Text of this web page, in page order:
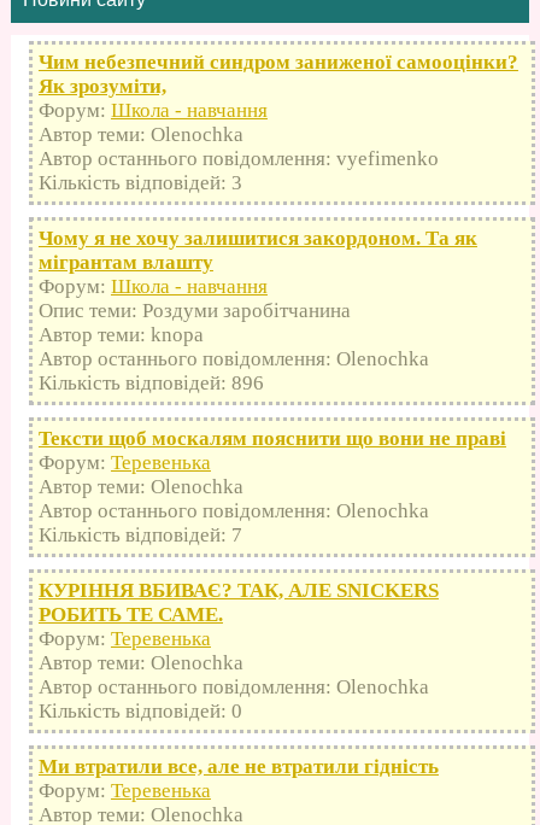
Чим небезпечний синдром заниженої самооцінки?
Як зрозуміти,
Форум: Школа - навчання
Автор теми: Olenochka
Автор останнього повідомлення: vyefimenko
Кількість відповідей: 3
Чому я не хочу залишитися закордоном. Та як
мігрантам влашту
Форум: Школа - навчання
Опис теми: Роздуми заробітчанина
Автор теми: knopa
Автор останнього повідомлення: Olenochka
Кількість відповідей: 896
Тексти щоб москалям пояснити що вони не праві
Форум: Теревенька
Автор теми: Olenochka
Автор останнього повідомлення: Olenochka
Кількість відповідей: 7
КУРІННЯ ВБИВАЄ? ТАК, АЛЕ SNICKERS
РОБИТЬ ТЕ САМЕ.
Форум: Теревенька
Автор теми: Olenochka
Автор останнього повідомлення: Olenochka
Кількість відповідей: 0
Ми втратили все, але не втратили гідність
Форум: Теревенька
Автор теми: Olenochka